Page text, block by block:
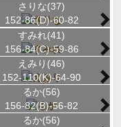
さりな(37)
152-86(D)-60-82
すみれ(41)
156-84(C)-59-86
えみり(46)
152-110(K)-64-90
るか(56)
156-82(B)-56-82
るか(56)